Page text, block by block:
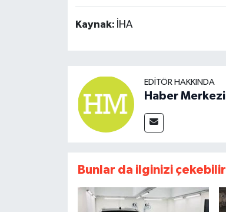
Kaynak: İHA
EDITÖR HAKKINDA
Haber Merkezi
Bunlar da ilginizi çekebilir